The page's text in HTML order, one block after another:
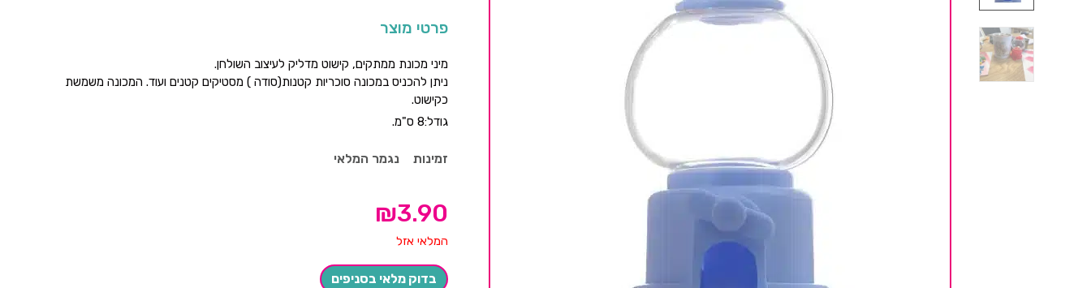
פרטי מוצר
מיני מכונת ממתקים, קישוט מדליק לעיצוב השולחן.
ניתן להכניס במכונה סוכריות קטנות(סודה ) מסטיקים קטנים ועוד. המכונה משמשת
כקישוט.
גודל:8 ס"מ.
זמינות נגמר המלאי
₪3.90
המלאי אזל
בדוק מלאי בסניפים